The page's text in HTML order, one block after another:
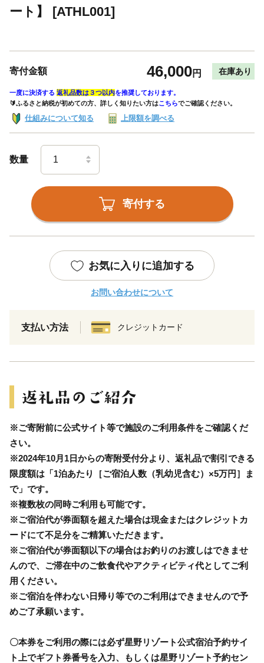
ート】 [ATHL001]
寄付金額 46,000円 在庫あり
一度に決済する 返礼品数は３つ以内を推奨しております。
🔰ふるさと納税が初めての方、詳しく知りたい方はこちらでご確認ください。
仕組みについて知る 上限額を調べる
数量
寄付する
お気に入りに追加する
お問い合わせについて
支払い方法 クレジットカード
※ご寄附前に公式サイト等で施設のご利用条件をご確認くだ
さい。
※2024年10月1日からの寄附受付分より、返礼品で割引できる
限度額は「1泊あたり［ご宿泊人数（乳幼児含む）×5万円］ま
で」です。
※複数枚の同時ご利用も可能です。
※ご宿泊代が券面額を超えた場合は現金またはクレジットカ
ードにて不足分をご精算いただきます。
※ご宿泊代が券面額以下の場合はお釣りのお渡しはできませ
んので、ご滞在中のご飲食代やアクティビティ代としてご利
用ください。
※ご宿泊を伴わない日帰り等でのご利用はできませんので予
めご了承願います。
〇本券をご利用の際には必ず星野リゾート公式宿泊予約サイ
ト上でギフト券番号を入力、もしくは星野リゾート予約セン